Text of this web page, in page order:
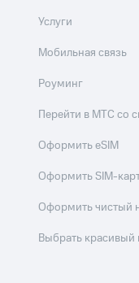
Услуги
Мобильная связь
Роуминг
Перейти в МТС со
Оформить eSIM
Оформить SIM-
Оформить чистый
Выбрать